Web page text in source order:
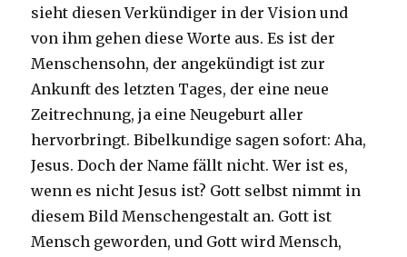
sieht diesen Verkündiger in der Vision und
von ihm gehen diese Worte aus. Es ist der
Menschensohn, der angekündigt ist zur
Ankunft des letzten Tages, der eine neue
Zeitrechnung, ja eine Neugeburt aller
hervorbringt. Bibelkundige sagen sofort: Aha,
Jesus. Doch der Name fällt nicht. Wer ist es,
wenn es nicht Jesus ist? Gott selbst nimmt in
diesem Bild Menschengestalt an. Gott ist
Mensch geworden, und Gott wird Mensch,